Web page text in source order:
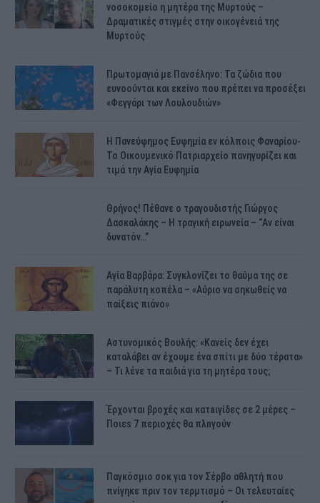
νοσοκομείο η μητέρα της Μυρτούς –
Δραματικές στιγμές στην οικογένειά της
Μυρτούς
Πρωτομαγιά με Πανσέληνο: Τα ζώδια που
ευνοούνται και εκείνο που πρέπει να προσέξει
«Φεγγάρι των Λουλουδιών»
H Πανεύφημος Ευφημία εν κόλποις Φαναρίου-
Το Οικουμενικό Πατριαρχείο πανηγυρίζει και
τιμά την Αγία Ευφημία
Θρήνος! Πέθανε ο τραγουδιστής Γιώργος
Δασκαλάκης – Η τραγική ειρωνεία – “Αν είναι
δυνατόν…”
Αγία Βαρβάρα: Συγκλονίζει το θαύμα της σε
παράλυτη κοπέλα – «Αύριο να σηκωθείς να
παίξεις πιάνο»
Αστυνομικός Bουλής: «Κανείς δεν έχει
καταλάβει αν έχουμε ένα σπίτι με δύο τέρατα»
– Τι λένε τα παιδιά για τη μητέρα τους;
Έρχονται βροχές και κατaιγίδες σε 2 μέpες –
Ποιεs 7 πεpιοχές θα πλnγούν
Παγκόσμιο σοκ για τον Σέρβο αθλητή που
πνίγηκε πριν τον τερμτισμό – Οι τελευταίες